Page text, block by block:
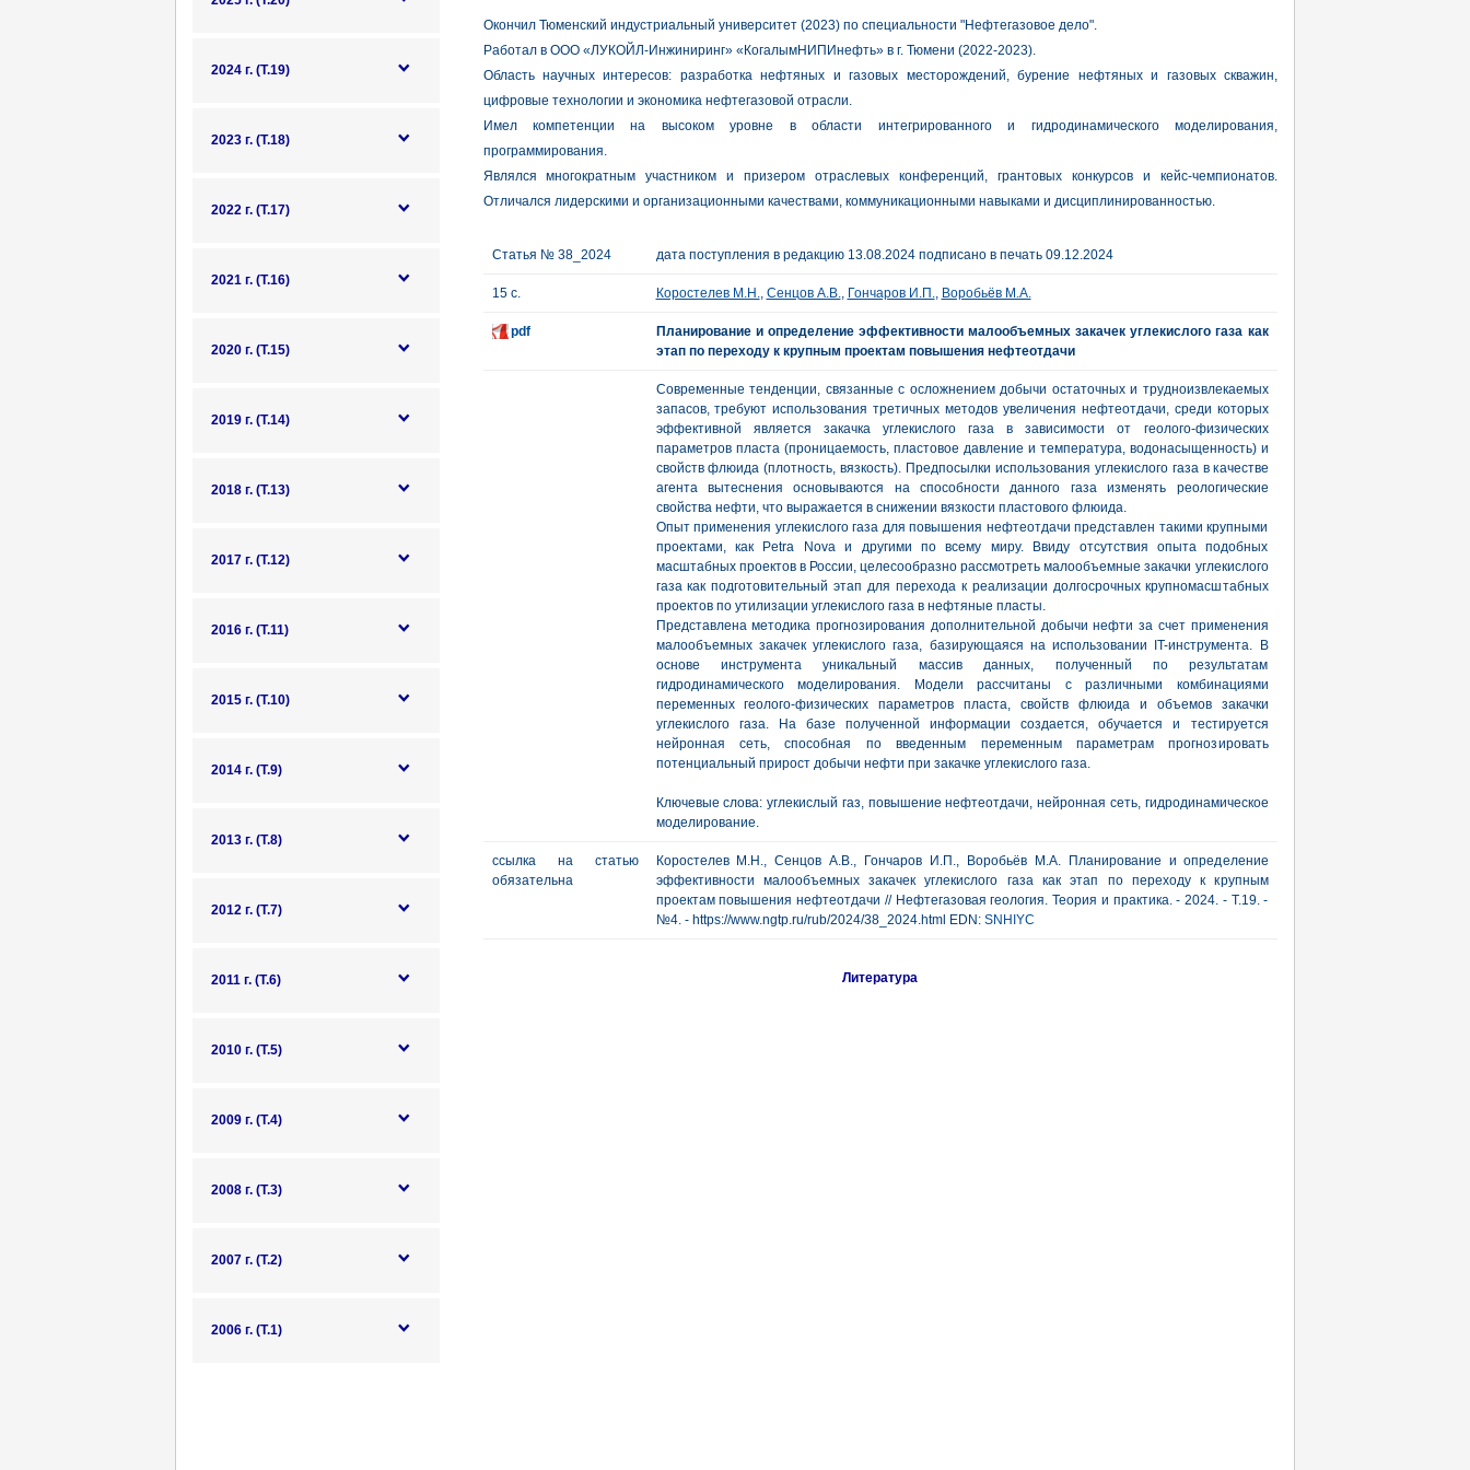
2024 г. (Т.19)
2023 г. (Т.18)
2022 г. (Т.17)
2021 г. (Т.16)
2020 г. (Т.15)
2019 г. (Т.14)
2018 г. (Т.13)
2017 г. (Т.12)
2016 г. (Т.11)
2015 г. (Т.10)
2014 г. (Т.9)
2013 г. (Т.8)
2012 г. (Т.7)
2011 г. (Т.6)
2010 г. (Т.5)
2009 г. (Т.4)
2008 г. (Т.3)
2007 г. (Т.2)
2006 г. (Т.1)
Окончил Тюменский индустриальный университет (2023) по специальности "Нефтегазовое дело".
Работал в ООО «ЛУКОЙЛ-Инжиниринг» «КогалымНИПИнефть» в г. Тюмени (2022-2023).
Область научных интересов: разработка нефтяных и газовых месторождений, бурение нефтяных и газовых скважин,
цифровые технологии и экономика нефтегазовой отрасли.
Имел компетенции на высоком уровне в области интегрированного и гидродинамического моделирования,
программирования.
Являлся многократным участником и призером отраслевых конференций, грантовых конкурсов и кейс-чемпионатов.
Отличался лидерскими и организационными качествами, коммуникационными навыками и дисциплинированностью.
Статья № 38_2024 дата поступления в редакцию 13.08.2024 подписано в печать 09.12.2024
15 с. Коростелев М.Н., Сенцов А.В., Гончаров И.П., Воробьёв М.А.
pdf
Планирование и определение эффективности малообъемных закачек углекислого газа как
этап по переходу к крупным проектам повышения нефтеотдачи
Современные тенденции, связанные с осложнением добычи остаточных и трудноизвлекаемых
запасов, требуют использования третичных методов увеличения нефтеотдачи, среди которых
эффективной является закачка углекислого газа в зависимости от геолого-физических
параметров пласта (проницаемость, пластовое давление и температура, водонасыщенность) и
свойств флюида (плотность, вязкость). Предпосылки использования углекислого газа в качестве
агента вытеснения основываются на способности данного газа изменять реологические
свойства нефти, что выражается в снижении вязкости пластового флюида.
Опыт применения углекислого газа для повышения нефтеотдачи представлен такими крупными
проектами, как Petra Nova и другими по всему миру. Ввиду отсутствия опыта подобных
масштабных проектов в России, целесообразно рассмотреть малообъемные закачки углекислого
газа как подготовительный этап для перехода к реализации долгосрочных крупномасштабных
проектов по утилизации углекислого газа в нефтяные пласты.
Представлена методика прогнозирования дополнительной добычи нефти за счет применения
малообъемных закачек углекислого газа, базирующаяся на использовании IT-инструмента. В
основе инструмента уникальный массив данных, полученный по результатам
гидродинамического моделирования. Модели рассчитаны с различными комбинациями
переменных геолого-физических параметров пласта, свойств флюида и объемов закачки
углекислого газа. На базе полученной информации создается, обучается и тестируется
нейронная сеть, способная по введенным переменным параметрам прогнозировать
потенциальный прирост добычи нефти при закачке углекислого газа.
Ключевые слова: углекислый газ, повышение нефтеотдачи, нейронная сеть, гидродинамическое
моделирование.
ссылка на статью
обязательна
Коростелев М.Н., Сенцов А.В., Гончаров И.П., Воробьёв М.А. Планирование и определение
эффективности малообъемных закачек углекислого газа как этап по переходу к крупным
проектам повышения нефтеотдачи // Нефтегазовая геология. Теория и практика. - 2024. - Т.19. -
№4. - https://www.ngtp.ru/rub/2024/38_2024.html EDN: SNHIYC
Литература